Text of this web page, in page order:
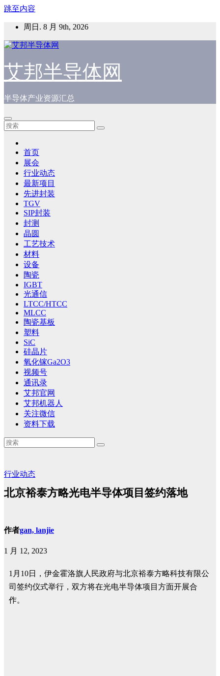
跳至内容
周日. 8 月 9th, 2026
艾邦半导体网
半导体产业资源汇总
首页
展会
行业动态
最新项目
先进封装
TGV
SIP封装
封测
晶圆
工艺技术
材料
设备
陶瓷
IGBT
光通信
LTCC/HTCC
MLCC
陶瓷基板
塑料
SiC
硅晶片
氧化镓Ga2O3
视频号
通讯录
艾邦官网
艾邦机器人
关注微信
资料下载
行业动态
北京裕泰方略光电半导体项目签约落地
作者gan, lanjie
1 月 12, 2023
1月10日，伊金霍洛旗人民政府与北京裕泰方略科技有限公
司签约仪式举行，双方将在光电半导体项目方面开展合
作。